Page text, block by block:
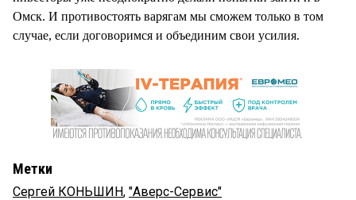
Омск. И противостоять варягам мы сможем только в том
случае, если договоримся и объединим свои усилия.
Метки
Сергей КОНЬШИН, "Аверс-Сервис"